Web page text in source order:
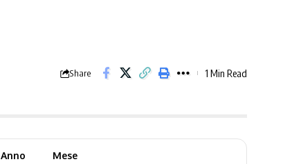
Share 1 Min Read
Anno Mese